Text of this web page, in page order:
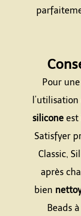
Pour une
l’utilisation
silicone est
Satisfyer
Classic,
après
bien
Beads